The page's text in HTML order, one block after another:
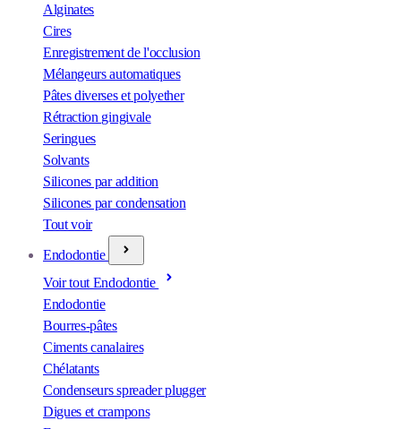
Alginates
Cires
Enregistrement de l'occlusion
Mélangeurs automatiques
Pâtes diverses et polyether
Rétraction gingivale
Seringues
Solvants
Silicones par addition
Silicones par condensation
Tout voir
Endodontie
Voir tout Endodontie
Endodontie
Bourres-pâtes
Ciments canalaires
Chélatants
Condenseurs spreader plugger
Digues et crampons